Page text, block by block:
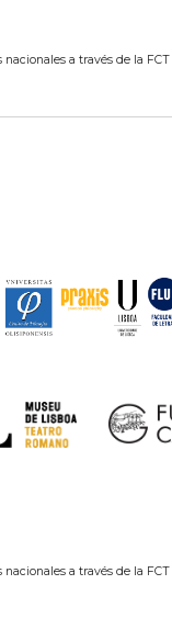
a través de la
a través de la